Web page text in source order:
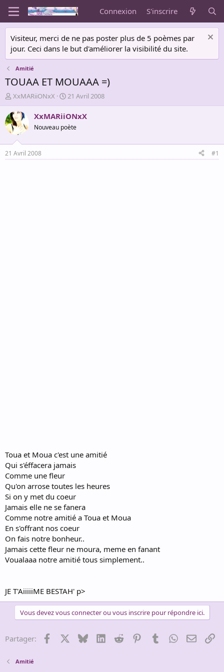
Connexion S'inscrire
Visiteur, merci de ne pas poster plus de 5 poèmes par
jour. Ceci dans le but d'améliorer la visibilité du site.
Amitié
TOUAA ET MOUAAA =)
A
u
t
e
u
r
d
e
XxMARiiONxX
D
a
t
e
d
é
21 Avril 2008
XxMARiiONxX
Nouveau poète
21 Avril 2008 #1
Toua et Moua c'est une amitié
Qui s'éffacera jamais
Comme une fleur
Qu'on arrose toutes les heures
Si on y met du coeur
Jamais elle ne se fanera
Comme notre amitié a Toua et Moua
En s'offrant nos coeur
On fais notre bonheur..
Jamais cette fleur ne moura, meme en fanant
Voualaaa notre amitié tous simplement..
JE T'AiiiiiME BESTAH' p>
Vous devez vous connecter ou vous inscrire pour répondre ici.
Partager: Facebook BlueskyLinkedInReddit PinterestTumblrWhatsApp
Email
Amitié